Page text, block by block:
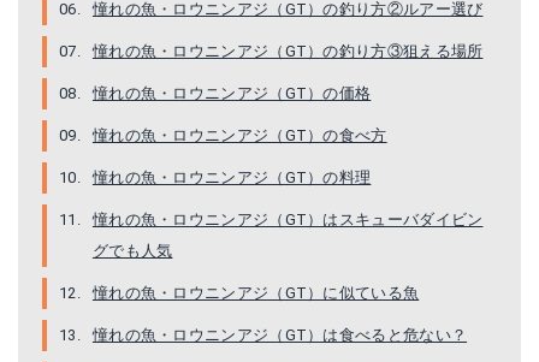
憧れの魚・ロウニンアジ（GT）の釣り方②ルアー選び
憧れの魚・ロウニンアジ（GT）の釣り方③狙える場所
憧れの魚・ロウニンアジ（GT）の価格
憧れの魚・ロウニンアジ（GT）の食べ方
憧れの魚・ロウニンアジ（GT）の料理
憧れの魚・ロウニンアジ（GT）はスキューバダイビン
グでも人気
憧れの魚・ロウニンアジ（GT）に似ている魚
憧れの魚・ロウニンアジ（GT）は食べると危ない？